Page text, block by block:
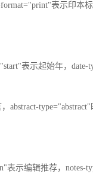
表示印本
表示起始年，date-
abstract-
表示编辑推荐，